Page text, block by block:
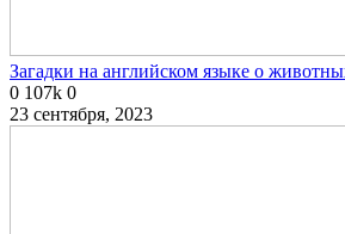
Загадки на английском языке о
0 107k 0
23 сентября, 2023